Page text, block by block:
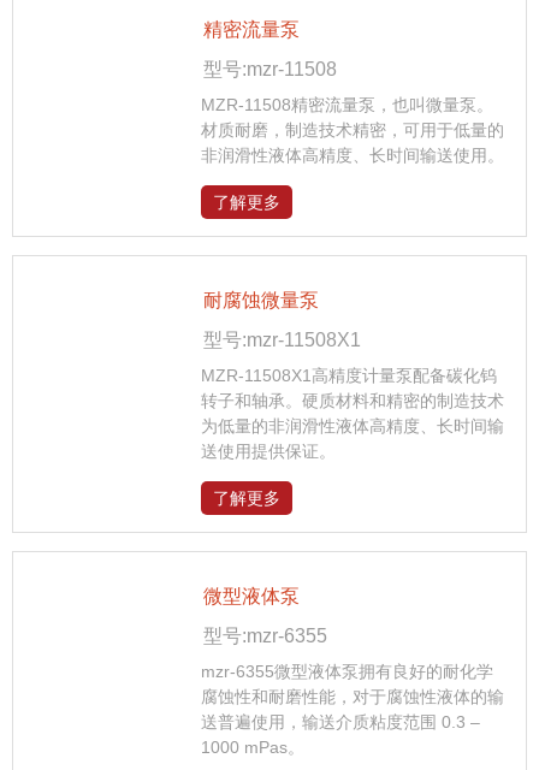
精密流量泵
型号:mzr-11508
MZR-11508精密流量泵，也叫微量泵。
材质耐磨，制造技术精密，可用于低量的
非润滑性液体高精度、长时间输送使用。
了解更多
耐腐蚀微量泵
型号:mzr-11508X1
MZR-11508X1高精度计量泵配备碳化钨
转子和轴承。硬质材料和精密的制造技术
为低量的非润滑性液体高精度、长时间输
送使用提供保证。
了解更多
微型液体泵
型号:mzr-6355
mzr-6355微型液体泵拥有良好的耐化学
腐蚀性和耐磨性能，对于腐蚀性液体的输
送普遍使用，输送介质粘度范围 0.3 –
1000 mPas。